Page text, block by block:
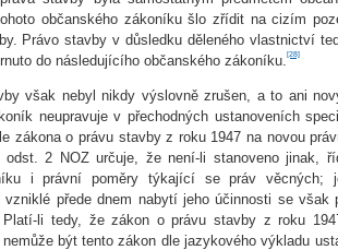
občanského zákoníku šlo zřídit na cizím
Právo stavby v důsledku děleného vlastnictví
do následujícího občanského zákoníku.[28]
však nebyl nikdy výslovně zrušen, a to ani
neupravuje v přechodných ustanoveních
zákona o právu stavby z roku 1947 na novou
odst. 2 NOZ určuje, že není‑li stanoveno jinak,
i právní poměry týkající se práv věcných;
přede dnem nabytí jeho účinnosti se však
Platí‑li tedy, že zákon o právu stavby z roku
být tento zákon dle jazykového výkladu